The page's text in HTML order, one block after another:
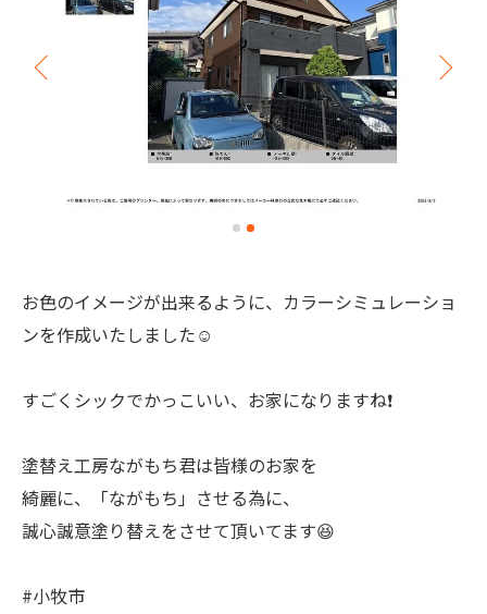
お色のイメージが出来るように、カラーシミュレーショ
ンを作成いたしました☺️
すごくシックでかっこいい、お家になりますね❗️
塗替え工房ながもち君は皆様のお家を
綺麗に、「ながもち」させる為に、
誠心誠意塗り替えをさせて頂いてます😆
#小牧市